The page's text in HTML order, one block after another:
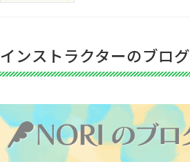
インストラクターのブログ